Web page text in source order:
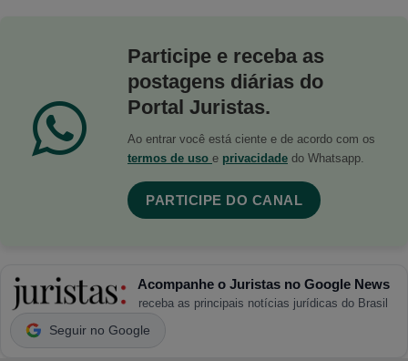
Participe e receba as
postagens diárias do
Portal Juristas.
Ao entrar você está ciente e de acordo com os
termos de uso e privacidade do Whatsapp.
PARTICIPE DO CANAL
Acompanhe o Juristas no Google News
receba as principais notícias jurídicas do Brasil
Seguir no Google